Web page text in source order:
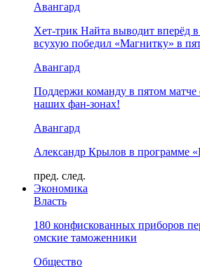
Авангард
Хет-трик Найта выводит вперёд
всухую победил «Магнитку» в
Авангард
Поддержи команду в пятом матче
наших фан-зонах!
Авангард
Александр Крылов в программе
пред. след.
Экономика
Власть
180 конфискованных приборов
омские таможенники
Общество